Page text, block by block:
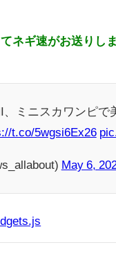
ネギ速がお送りし
ミニスカワンピで
t.co/5wgsi6Ex26
May 6,